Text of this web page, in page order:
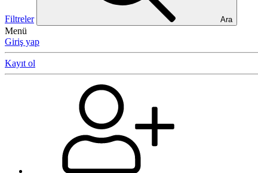
Filtreler Ara
Menü
Giriş yap
Kayıt ol